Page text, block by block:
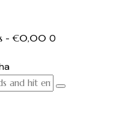
-€0,00 0